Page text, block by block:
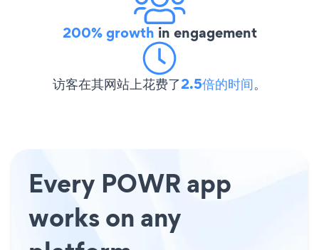
200% growth in engagement
访客在其网站上花费了2.5倍的时间。
Every POWR app
works on any